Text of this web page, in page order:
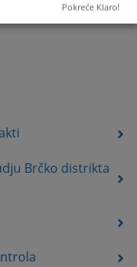
Brčko distrikta
Pokreće Klaro!